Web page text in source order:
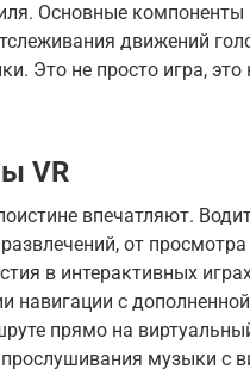
Основные
движений
Это не просто игра, это
VR
впечатляют.
от
в интерактивных
навигации с
прямо на
музыки с